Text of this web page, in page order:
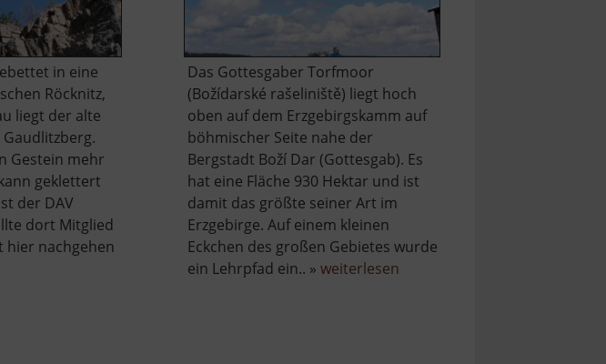
in eine
Röcknitz,
liegt der alte
Gestein mehr
geklettert
der DAV
dort Mitglied
hier nachgehen
Das Gottesgaber Torfmoor
(Božídarské rašeliniště) liegt hoch
oben auf dem Erzgebirgskamm auf
böhmischer Seite nahe der
Bergstadt Boží Dar (Gottesgab). Es
hat eine Fläche 930 Hektar und ist
damit das größte seiner Art im
Erzgebirge. Auf einem kleinen
Eckchen des großen Gebietes wurde
ein Lehrpfad ein.. » weiterlesenüber